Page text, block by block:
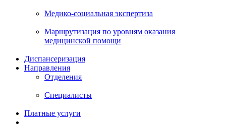
Медико-социальная экспертиза
Маршрутизация по уровням оказания
медицинской помощи
Диспансеризация
Направления
Отделения
Специалисты
Платные услуги